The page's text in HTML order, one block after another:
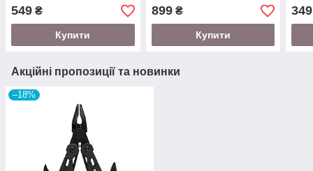
549 ₴
Купити
899₴
Купити
349
Акційні пропозиції та новинки
–18%